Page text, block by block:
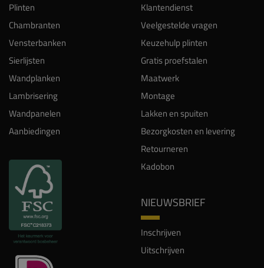
Plinten
Chambranten
Vensterbanken
Sierlijsten
Wandplanken
Lambrisering
Wandpanelen
Aanbiedingen
Klantendienst
Veelgestelde vragen
Keuzehulp plinten
Gratis proefstalen
Maatwerk
Montage
Lakken en spuiten
Bezorgkosten en levering
Retourneren
Kadobon
NIEUWSBRIEF
Inschrijven
Uitschrijven